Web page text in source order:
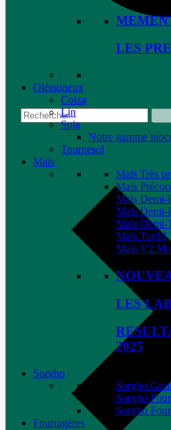
LES
Oléagineux
Colza
Lin
Soja
Notre gamme
Tournesol
Maïs
Maïs Très
Maïs
Maïs Demi-
Maïs Demi-
Maïs Demi-
Maïs Tardif
Maïs V2
LES
2025
Sorgho
Sorgho
Sorgho
Sorgho
Fourragères